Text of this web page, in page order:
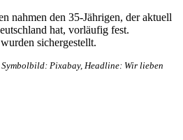
nahmen den 35-Jährigen, der aktuell
hat, vorläufig fest.
sichergestellt.
Pixabay, Headline: Wir lieben